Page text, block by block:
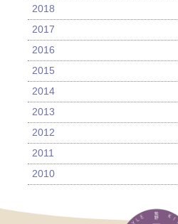
2018
2017
2016
2015
2014
2013
2012
2011
2010